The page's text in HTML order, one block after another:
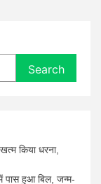
Search
किया धरना,
हुआ बिल, जन्म-